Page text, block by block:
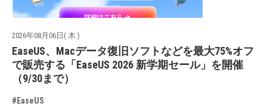
2026年08月06日( 木 )
EaseUS、Macデータ復旧ソフトなどを最大75%オフ
で販売する「EaseUS 2026 新学期セール」を開催
（9/30まで）
#EaseUS